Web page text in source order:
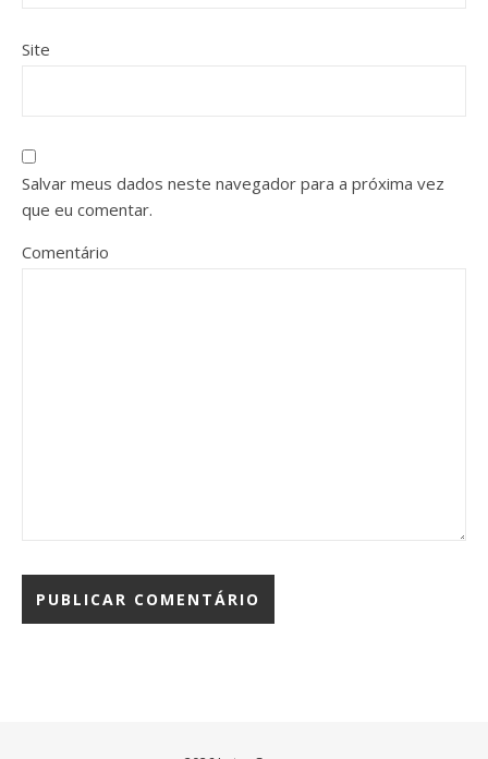
Site
Salvar meus dados neste navegador para a próxima vez
que eu comentar.
Comentário